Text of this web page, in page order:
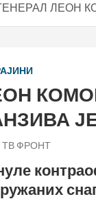
ЛЕОН
ТВ ФРОНТ